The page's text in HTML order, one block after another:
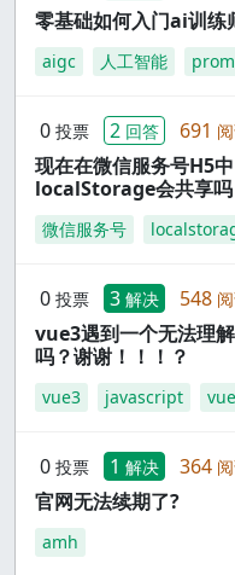
零基础如何入门ai训练
aigc 人工智能
0 投票 2 回答 691
现在在微信服务号H5
localStorage会共享吗
微信服务号
0 投票 3 解决 548
vue3遇到一个无法理
吗？谢谢！！！？
vue3 javascript
0 投票 1 解决 364
官网无法续期了?
amh